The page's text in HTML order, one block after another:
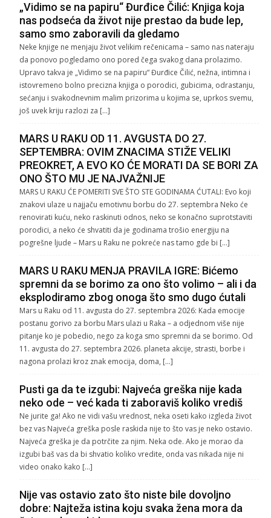
„Vidimo se na papiru“ Đurđice Čilić: Knjiga koja
nas podseća da život nije prestao da bude lep,
samo smo zaboravili da gledamo
Neke knjige ne menjaju život velikim rečenicama – samo nas nateraju
da ponovo pogledamo ono pored čega svakog dana prolazimo.
Upravo takva je „Vidimo se na papiru“ Đurđice Čilić, nežna, intimna i
istovremeno bolno precizna knjiga o porodici, gubicima, odrastanju,
sećanju i svakodnevnim malim prizorima u kojima se, uprkos svemu,
još uvek kriju razlozi za […]
MARS U RAKU OD 11. AVGUSTA DO 27.
SEPTEMBRA: OVIM ZNACIMA STIŽE VELIKI
PREOKRET, A EVO KO ĆE MORATI DA SE BORI ZA
ONO ŠTO MU JE NAJVAŽNIJE
MARS U RAKU ĆE POMERITI SVE ŠTO STE GODINAMA ĆUTALI: Evo koji
znakovi ulaze u najjaču emotivnu borbu do 27. septembra Neko će
renovirati kuću, neko raskinuti odnos, neko se konačno suprotstaviti
porodici, a neko će shvatiti da je godinama trošio energiju na
pogrešne ljude – Mars u Raku ne pokreće nas tamo gde bi […]
MARS U RAKU MENJA PRAVILA IGRE: Bićemo
spremni da se borimo za ono što volimo – ali i da
eksplodiramo zbog onoga što smo dugo ćutali
Mars u Raku od 11. avgusta do 27. septembra 2026: Kada emocije
postanu gorivo za borbu Mars ulazi u Raka – a odjednom više nije
pitanje ko je pobedio, nego za koga smo spremni da se borimo. Od
11. avgusta do 27. septembra 2026. planeta akcije, strasti, borbe i
nagona prolazi kroz znak emocija, doma, […]
Pusti ga da te izgubi: Najveća greška nije kada
neko ode – već kada ti zaboraviš koliko vrediš
Ne jurite ga! Ako ne vidi vašu vrednost, neka oseti kako izgleda život
bez vas Najveća greška posle raskida nije to što vas je neko ostavio.
Najveća greška je da potrčite za njim. Neka ode. Ako je morao da
izgubi baš vas da bi shvatio koliko vredite, onda vas nikada nije ni
video onako kako […]
Nije vas ostavio zato što niste bile dovoljno
dobre: Najteža istina koju svaka žena mora da